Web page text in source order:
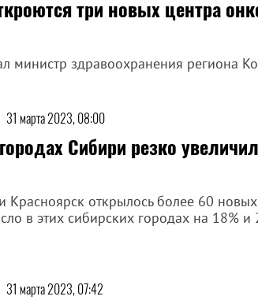
три новых центра
министр здравоохранения региона
31 марта 2023, 08:00
Сибири резко
Красноярск открылось более 60
в этих сибирских городах на 18% и
31 марта 2023, 07:42